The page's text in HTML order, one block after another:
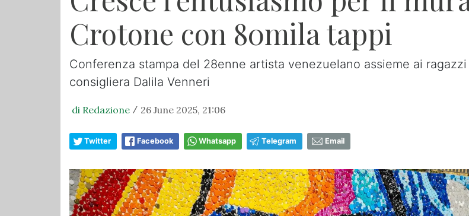
Crotone con 80mila tappi
Conferenza stampa del 28enne artista venezuelano assieme ai
consigliera Dalila Venneri
di Redazione / 26 June 2025, 21:06
Twitter Facebook Whatsapp Telegram Email